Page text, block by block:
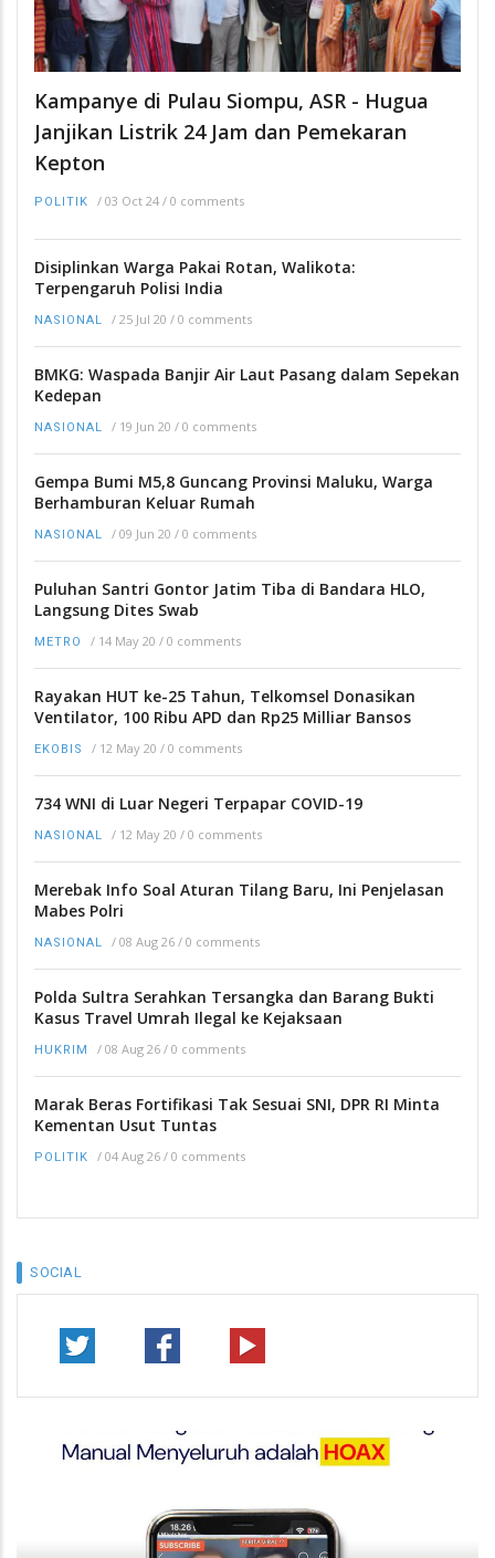
Kampanye di Pulau Siompu, ASR - Hugua
Janjikan Listrik 24 Jam dan Pemekaran
Kepton
POLITIK / 03 Oct 24 / 0 comments
Disiplinkan Warga Pakai Rotan, Walikota:
Terpengaruh Polisi India
NASIONAL / 25 Jul 20 / 0 comments
BMKG: Waspada Banjir Air Laut Pasang dalam Sepekan
Kedepan
NASIONAL / 19 Jun 20 / 0 comments
Gempa Bumi M5,8 Guncang Provinsi Maluku, Warga
Berhamburan Keluar Rumah
NASIONAL / 09 Jun 20 / 0 comments
Puluhan Santri Gontor Jatim Tiba di Bandara HLO,
Langsung Dites Swab
METRO / 14 May 20 / 0 comments
Rayakan HUT ke-25 Tahun, Telkomsel Donasikan
Ventilator, 100 Ribu APD dan Rp25 Milliar Bansos
EKOBIS / 12 May 20 / 0 comments
734 WNI di Luar Negeri Terpapar COVID-19
NASIONAL / 12 May 20 / 0 comments
Merebak Info Soal Aturan Tilang Baru, Ini Penjelasan
Mabes Polri
NASIONAL / 08 Aug 26 / 0 comments
Polda Sultra Serahkan Tersangka dan Barang Bukti
Kasus Travel Umrah Ilegal ke Kejaksaan
HUKRIM / 08 Aug 26 / 0 comments
Marak Beras Fortifikasi Tak Sesuai SNI, DPR RI Minta
Kementan Usut Tuntas
POLITIK / 04 Aug 26 / 0 comments
SOCIAL